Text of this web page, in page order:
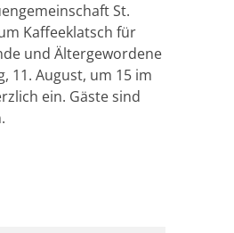
St.
Kaffeeklatsch für
und Ältergewordene
11. August, um 15 im
ein. Gäste sind